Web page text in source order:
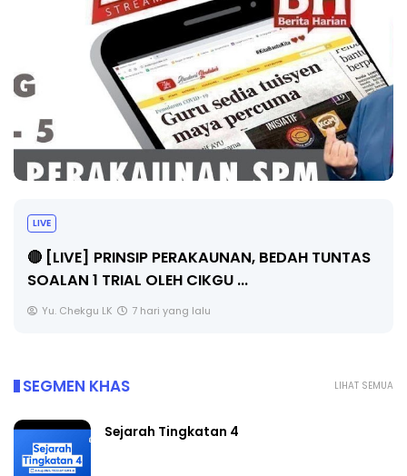
LIVE
🔴 [LIVE] PRINSIP PERAKAUNAN, BEDAH TUNTAS
SOALAN 1 TRIAL OLEH CIKGU ...
Yu. Chekgu LK 7 hari yang lalu
LIHAT SEMUA
SEGMEN KHAS
Sejarah Tingkatan 4